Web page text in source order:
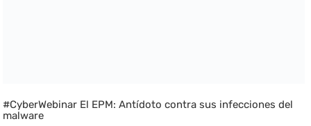
#CyberWebinar El EPM: Antídoto contra sus infecciones del
malware